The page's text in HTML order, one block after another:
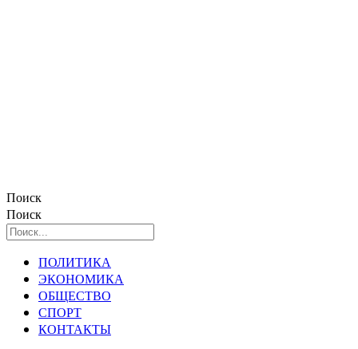
Поиск
Поиск
ПОЛИТИКА
ЭКОНОМИКА
ОБЩЕСТВО
СПОРТ
КОНТАКТЫ